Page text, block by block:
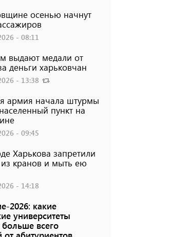
осенью начнут
- 08:11
выдают медали от
деньги харьковчан
- 13:38
армия начала штурмы
пункт на
- 09:45
Харькова запретили
из кранов и мыть ею
- 14:18
2026: какие
университеты
всего